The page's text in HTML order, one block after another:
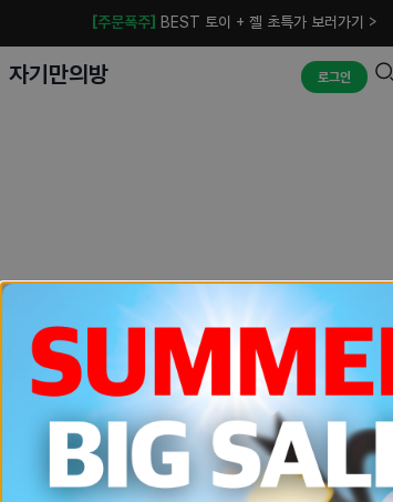
[주문폭주] BEST 토이 + 젤 초특가 보러가기 >
자기만의방 로그인
예상치 못한 에러입니다.